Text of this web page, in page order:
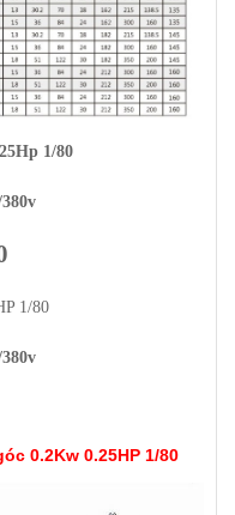
1/80
1/80
0.2Kw 0.25HP 1/80